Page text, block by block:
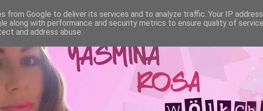
from Google to deliver its services and to analyze traffic. Your IP
along with performance and security metrics to ensure quality of
and address abuse.